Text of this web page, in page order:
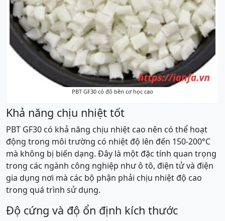
PBT GF30 có độ bền cơ học cao
Khả năng chịu nhiệt tốt
PBT GF30 có khả năng chịu nhiệt cao nên có thể hoạt
động trong môi trường có nhiệt độ lên đến 150-200°C
mà không bị biến dạng. Đây là một đặc tính quan trọng
trong các ngành công nghiệp như ô tô, điện tử và điện
gia dụng nơi mà các bộ phận phải chịu nhiệt độ cao
trong quá trình sử dụng.
Độ cứng và độ ổn định kích thước